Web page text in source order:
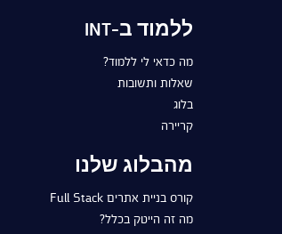
ללמוד ב-INT
מה כדאי לי ללמוד?
שאלות ותשובות
בלוג
קריירה
מהבלוג שלנו
קורס בניית אתרים Full Stack
מה זה הייטק בכלל?